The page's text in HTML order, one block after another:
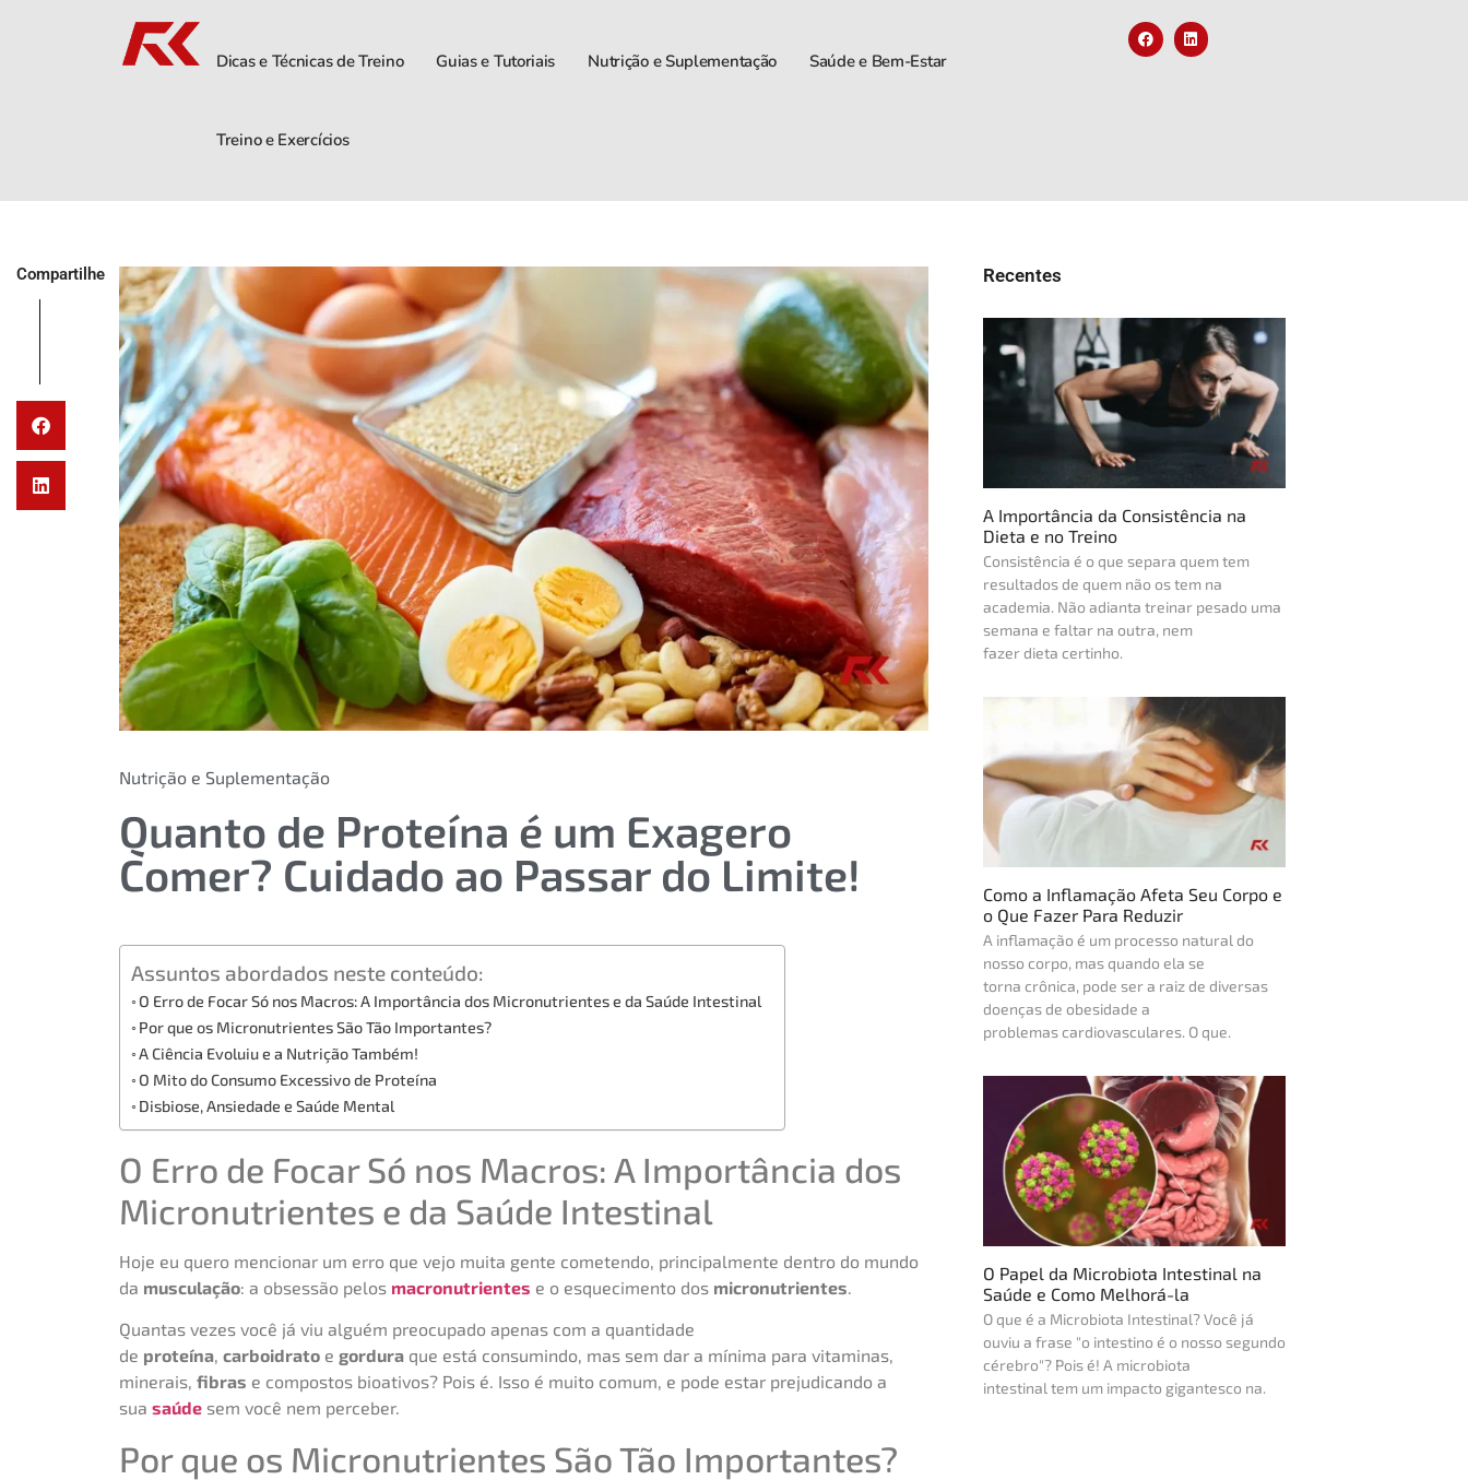
Dicas e Técnicas de Treino Guias e Tutoriais Nutrição e Suplementação Saúde e Bem-Estar
Treino e Exercícios
Compartilhe
Nutrição e Suplementação
Quanto de Proteína é um Exagero
Comer? Cuidado ao Passar do Limite!
Assuntos abordados neste conteúdo:
O Erro de Focar Só nos Macros: A Importância dos Micronutrientes e da Saúde Intestinal
Por que os Micronutrientes São Tão Importantes?
A Ciência Evoluiu e a Nutrição Também!
O Mito do Consumo Excessivo de Proteína
Disbiose, Ansiedade e Saúde Mental
O Erro de Focar Só nos Macros: A Importância dos
Micronutrientes e da Saúde Intestinal
Hoje eu quero mencionar um erro que vejo muita gente cometendo, principalmente dentro do mundo
da musculação: a obsessão pelos macronutrientes e o esquecimento dos micronutrientes.
Quantas vezes você já viu alguém preocupado apenas com a quantidade
de proteína, carboidratoe gorduraque está consumindo, mas sem dar a mínima para vitaminas,
minerais, fibras e compostos bioativos? Pois é. Isso é muito comum, e pode estar prejudicando a
sua saúdesem você nem perceber.
Por que os Micronutrientes São Tão Importantes?
Recentes
A Importância da Consistência na
Dieta e no Treino
Consistência é o que separa quem tem
resultados de quem não os tem na
academia. Não adianta treinar pesado uma
semana e faltar na outra, nem
fazer dieta certinho.
Como a Inflamação Afeta Seu Corpo e
o Que Fazer Para Reduzir
A inflamação é um processo natural do
nosso corpo, mas quando ela se
torna crônica, pode ser a raiz de diversas
doenças de obesidade a
problemas cardiovasculares. O que.
O Papel da Microbiota Intestinal na
Saúde e Como Melhorá-la
O que é a Microbiota Intestinal? Você já
ouviu a frase "o intestino é o nosso segundo
cérebro"? Pois é! A microbiota
intestinal tem um impacto gigantesco na.